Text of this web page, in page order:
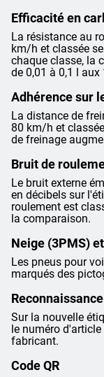
Efficacité en
La résistance au
km/h et classée
chaque classe, la
de 0,01 à 0,1 l aux
Adhérence sur
La distance de
80 km/h et
de freinage
Bruit de
Le bruit externe
en décibels sur
roulement est
la comparaison.
Neige (3PMS)
Les pneus pour
marqués des
Sur la nouvelle
le numéro
fabricant.
Code QR